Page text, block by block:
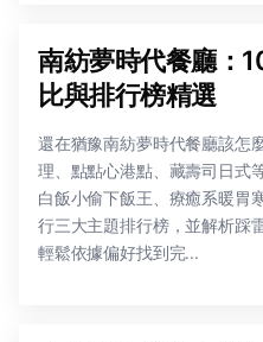
南紡夢時代餐廳：
比與排行榜精選
還在猶豫南紡夢時代餐廳該怎
理、點點心港點、藏壽司日式
白飯小偷下飯王、療癒系暖胃
行三大主題排行榜，並解析踩
輕鬆依據偏好找到完...